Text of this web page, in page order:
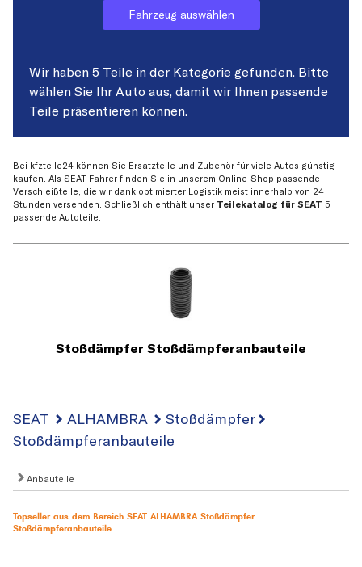
Fahrzeug auswählen
Wir haben 5 Teile in der Kategorie gefunden. Bitte
wählen Sie Ihr Auto aus, damit wir Ihnen passende
Teile präsentieren können.
Bei kfzteile24 können Sie Ersatzteile und Zubehör für viele Autos günstig
kaufen. Als SEAT-Fahrer finden Sie in unserem Online-Shop passende
Verschleißteile, die wir dank optimierter Logistik meist innerhalb von 24
Stunden versenden. Schließlich enthält unser Teilekatalog für SEAT 5
passende Autoteile.
Stoßdämpfer Stoßdämpferanbauteile
SEAT ALHAMBRA
Stoßdämpfer
Stoßdämpferanbauteile
Anbauteile
Topseller aus dem Bereich SEAT ALHAMBRA Stoßdämpfer
Stoßdämpferanbauteile